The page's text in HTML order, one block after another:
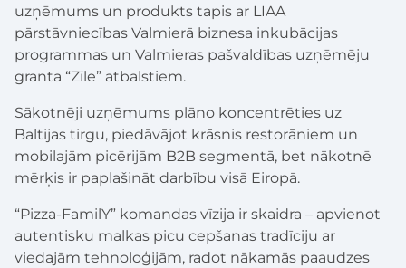
uzņēmums un produkts tapis ar LIAA
pārstāvniecības Valmierā biznesa inkubācijas
programmas un Valmieras pašvaldības uzņēmēju
granta “Zīle” atbalstiem.
Sākotnēji uzņēmums plāno koncentrēties uz
Baltijas tirgu, piedāvājot krāsnis restorāniem un
mobilajām picērijām B2B segmentā, bet nākotnē
mērķis ir paplašināt darbību visā Eiropā.
“Pizza-FamilY” komandas vīzija ir skaidra – apvienot
autentisku malkas picu cepšanas tradīciju ar
viedajām tehnoloģijām, radot nākamās paaudzes